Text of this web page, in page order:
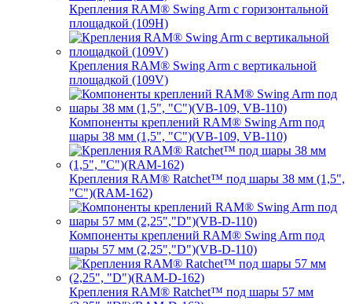
Крепления RAM® Swing Arm с горизонтальной
площадкой (109H)
Крепления RAM® Swing Arm с вертикальной
площадкой (109V)
Компоненты креплений RAM® Swing Arm под
шары 38 мм (1,5", "C")(VB-109, VB-110)
Крепления RAM® Ratchet™ под шары 38 мм (1,5",
"C")(RAM-162)
Компоненты креплений RAM® Swing Arm под
шары 57 мм (2,25","D")(VB-D-110)
Крепления RAM® Ratchet™ под шары 57 мм